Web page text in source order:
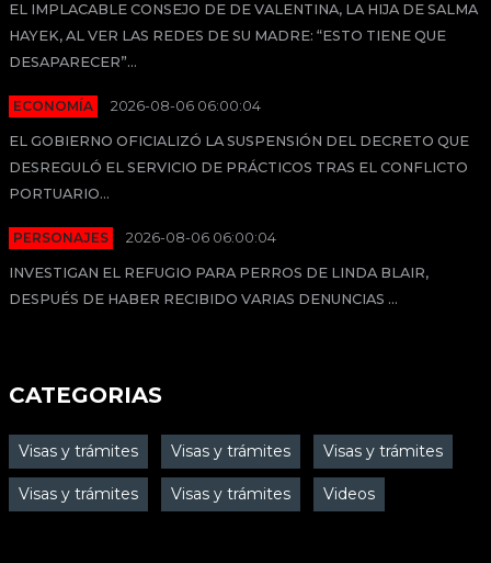
EL IMPLACABLE CONSEJO DE DE VALENTINA, LA HIJA DE SALMA
HAYEK, AL VER LAS REDES DE SU MADRE: “ESTO TIENE QUE
DESAPARECER”...
ECONOMÍA 2026-08-06 06:00:04
EL GOBIERNO OFICIALIZÓ LA SUSPENSIÓN DEL DECRETO QUE
DESREGULÓ EL SERVICIO DE PRÁCTICOS TRAS EL CONFLICTO
PORTUARIO...
PERSONAJES 2026-08-06 06:00:04
INVESTIGAN EL REFUGIO PARA PERROS DE LINDA BLAIR,
DESPUÉS DE HABER RECIBIDO VARIAS DENUNCIAS ...
CATEGORIAS
Visas y trámites Visas y trámites Visas y trámites
Visas y trámites Visas y trámites Videos